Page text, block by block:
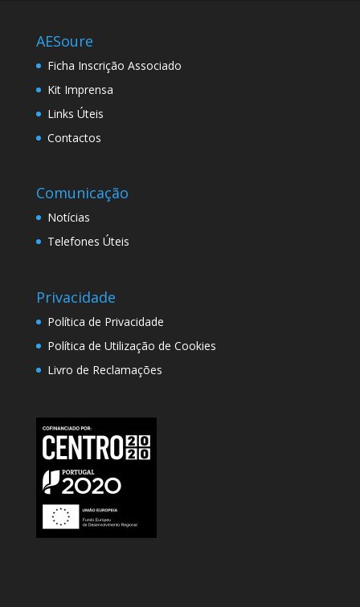
AESoure
Ficha Inscrição Associado
Kit Imprensa
Links Úteis
Contactos
Comunicação
Notícias
Telefones Úteis
Privacidade
Política de Privacidade
Política de Utilização de Cookies
Livro de Reclamações